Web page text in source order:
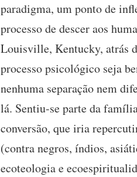
paradigma, um ponto de
processo de descer aos
Louisville, Kentucky, atrás
processo psicológico seja
nenhuma separação nem
lá. Sentiu-se parte da
conversão, que iria
(contra negros, índios,
ecoteologia e